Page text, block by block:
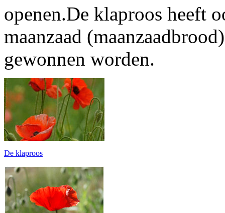
openen.De klaproos heeft
maanzaad
gewonnen worden.
De klaproos